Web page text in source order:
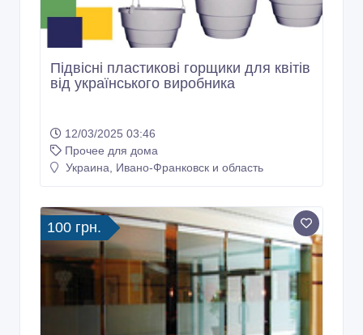
Підвісні пластикові горщики для квітів
від українського виробника
12/03/2025 03:46
Прочее для дома
Украина, Ивано-Франковск и область
100 грн.